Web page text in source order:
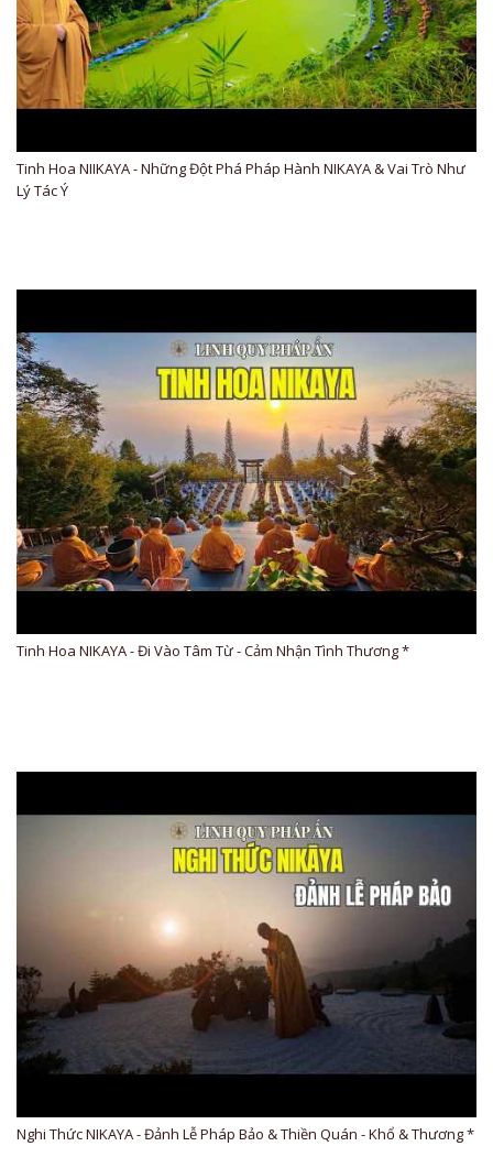
Tinh Hoa NIIKAYA - Những Đột Phá Pháp Hành NIKAYA & Vai Trò Như
Lý Tác Ý
Tinh Hoa NIKAYA - Đi Vào Tâm Từ - Cảm Nhận Tình Thương *
Nghi Thức NIKAYA - Đảnh Lễ Pháp Bảo & Thiền Quán - Khổ & Thương *